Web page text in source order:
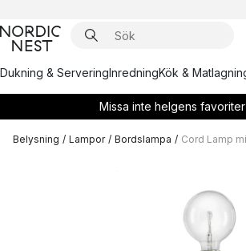
Dukning & ServeringInredningKök &
Missa inte helgens favoriter
Belysning / Lampor / Bordslampa / Cord Lamp